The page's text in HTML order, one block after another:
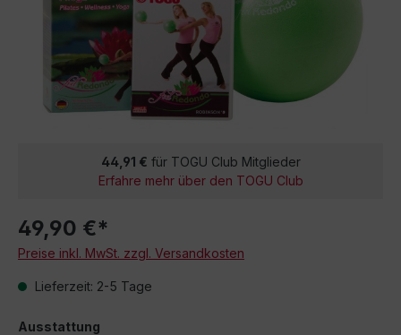
44,91 € für TOGU Club Mitglieder
Erfahre mehr über den TOGU Club
49,90 €*
Preise inkl. MwSt. zzgl. Versandkosten
Lieferzeit: 2-5 Tage
Ausstattung